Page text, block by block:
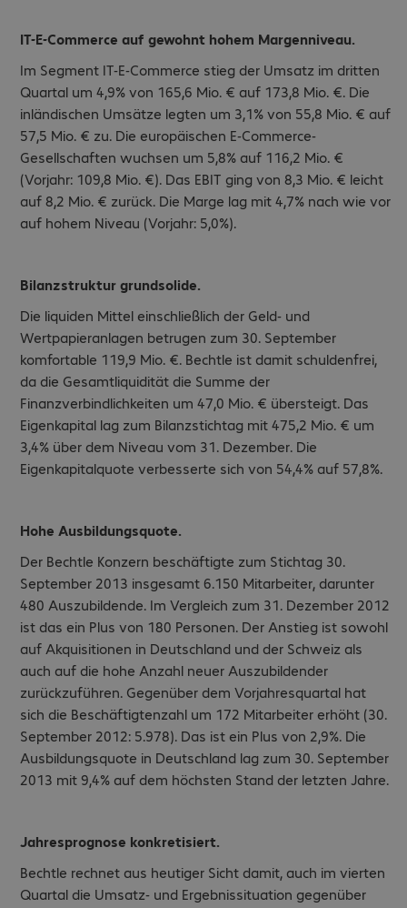
IT-E-Commerce auf gewohnt hohem Margenniveau.
Im Segment IT-E-Commerce stieg der Umsatz im dritten
Quartal um 4,9% von 165,6 Mio. € auf 173,8 Mio. €. Die
inländischen Umsätze legten um 3,1% von 55,8 Mio. € auf
57,5 Mio. € zu. Die europäischen E-Commerce-
Gesellschaften wuchsen um 5,8% auf 116,2 Mio. €
(Vorjahr: 109,8 Mio. €). Das EBIT ging von 8,3 Mio. € leicht
auf 8,2 Mio. € zurück. Die Marge lag mit 4,7% nach wie vor
auf hohem Niveau (Vorjahr: 5,0%).
Bilanzstruktur grundsolide.
Die liquiden Mittel einschließlich der Geld- und
Wertpapieranlagen betrugen zum 30. September
komfortable 119,9 Mio. €. Bechtle ist damit schuldenfrei,
da die Gesamtliquidität die Summe der
Finanzverbindlichkeiten um 47,0 Mio. € übersteigt. Das
Eigenkapital lag zum Bilanzstichtag mit 475,2 Mio. € um
3,4% über dem Niveau vom 31. Dezember. Die
Eigenkapitalquote verbesserte sich von 54,4% auf 57,8%.
Hohe Ausbildungsquote.
Der Bechtle Konzern beschäftigte zum Stichtag 30.
September 2013 insgesamt 6.150 Mitarbeiter, darunter
480 Auszubildende. Im Vergleich zum 31. Dezember 2012
ist das ein Plus von 180 Personen. Der Anstieg ist sowohl
auf Akquisitionen in Deutschland und der Schweiz als
auch auf die hohe Anzahl neuer Auszubildender
zurückzuführen. Gegenüber dem Vorjahresquartal hat
sich die Beschäftigtenzahl um 172 Mitarbeiter erhöht (30.
September 2012: 5.978). Das ist ein Plus von 2,9%. Die
Ausbildungsquote in Deutschland lag zum 30. September
2013 mit 9,4% auf dem höchsten Stand der letzten Jahre.
Jahresprognose konkretisiert.
Bechtle rechnet aus heutiger Sicht damit, auch im vierten
Quartal die Umsatz- und Ergebnissituation gegenüber